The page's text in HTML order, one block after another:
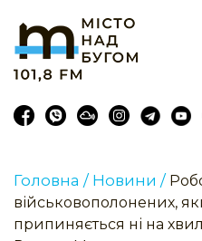
Головна / Новини /
військовополонених,
припиняється ні на